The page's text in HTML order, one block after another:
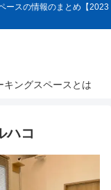
ースの情報のまとめ【2023
キングスペースとは
ハコ